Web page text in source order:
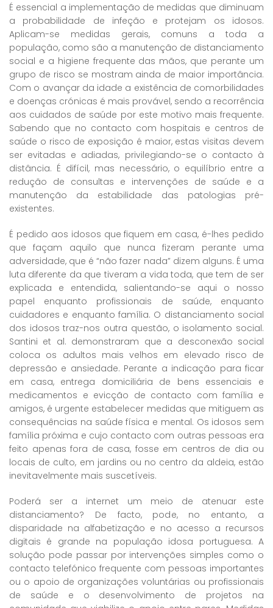
É essencial a implementação de medidas que diminuam
a probabilidade de infeção e protejam os idosos.
Aplicam-se medidas gerais, comuns a toda a
população, como são a manutenção de distanciamento
social e a higiene frequente das mãos, que perante um
grupo de risco se mostram ainda de maior importância.
Com o avançar da idade a existência de comorbilidades
e doenças crónicas é mais provável, sendo a recorrência
aos cuidados de saúde por este motivo mais frequente.
Sabendo que no contacto com hospitais e centros de
saúde o risco de exposição é maior, estas visitas devem
ser evitadas e adiadas, privilegiando-se o contacto à
distância. É difícil, mas necessário, o equilíbrio entre a
redução de consultas e intervenções de saúde e a
manutenção da estabilidade das patologias pré-
existentes.
É pedido aos idosos que fiquem em casa, é-lhes pedido
que façam aquilo que nunca fizeram perante uma
adversidade, que é “não fazer nada” dizem alguns. É uma
luta diferente da que tiveram a vida toda, que tem de ser
explicada e entendida, salientando-se aqui o nosso
papel enquanto profissionais de saúde, enquanto
cuidadores e enquanto família. O distanciamento social
dos idosos traz-nos outra questão, o isolamento social.
Santini et al. demonstraram que a desconexão social
coloca os adultos mais velhos em elevado risco de
depressão e ansiedade. Perante a indicação para ficar
em casa, entrega domiciliária de bens essenciais e
medicamentos e evicção de contacto com família e
amigos, é urgente estabelecer medidas que mitiguem as
consequências na saúde física e mental. Os idosos sem
família próxima e cujo contacto com outras pessoas era
feito apenas fora de casa, fosse em centros de dia ou
locais de culto, em jardins ou no centro da aldeia, estão
inevitavelmente mais suscetíveis.
Poderá ser a internet um meio de atenuar este
distanciamento? De facto, pode, no entanto, a
disparidade na alfabetização e no acesso a recursos
digitais é grande na população idosa portuguesa. A
solução pode passar por intervenções simples como o
contacto telefónico frequente com pessoas importantes
ou o apoio de organizações voluntárias ou profissionais
de saúde e o desenvolvimento de projetos na